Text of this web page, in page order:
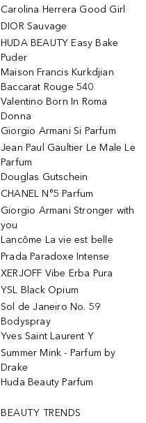
Carolina Herrera Good Girl
DIOR Sauvage
HUDA BEAUTY Easy Bake
Puder
Maison Francis Kurkdjian
Baccarat Rouge 540
Valentino Born In Roma
Donna
Giorgio Armani Si Parfum
Jean Paul Gaultier Le Male Le
Parfum
Douglas Gutschein
CHANEL N°5 Parfum
Giorgio Armani Stronger with
you
Lancôme La vie est belle
Prada Paradoxe Intense
XERJOFF Vibe Erba Pura
YSL Black Opium
Sol de Janeiro No. 59
Bodyspray
Yves Saint Laurent Y
Summer Mink - Parfum by
Drake
Huda Beauty Parfum
BEAUTY TRENDS